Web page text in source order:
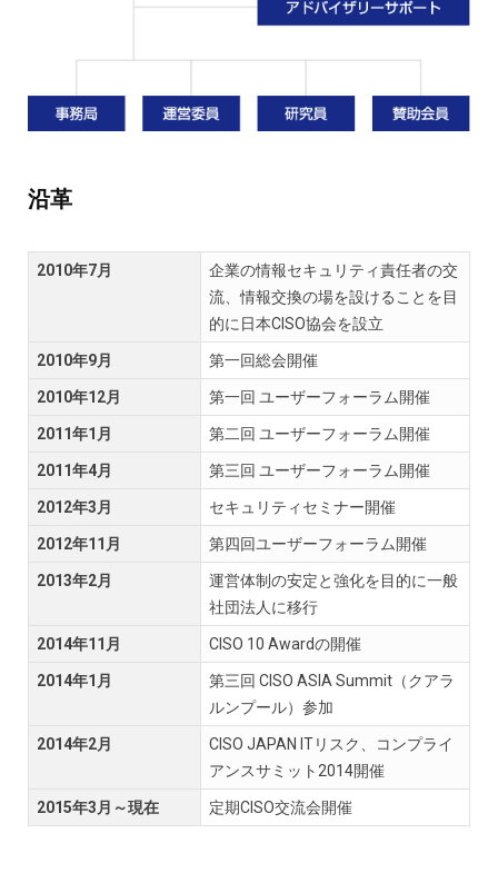
沿革
2010年7月
企業の情報セキュリティ責任者の交
流、情報交換の場を設けることを目
的に日本CISO協会を設立
2010年9月 第一回総会開催
2010年12月 第一回 ユーザーフォーラム開催
2011年1月 第二回 ユーザーフォーラム開催
2011年4月 第三回 ユーザーフォーラム開催
2012年3月 セキュリティセミナー開催
2012年11月 第四回ユーザーフォーラム開催
2013年2月
運営体制の安定と強化を目的に一般
社団法人に移行
2014年11月 CISO 10 Awardの開催
2014年1月
第三回 CISO ASIA Summit（クアラ
ルンプール）参加
2014年2月
CISO JAPAN ITリスク、コンプライ
アンスサミット2014開催
2015年3月～現在 定期CISO交流会開催